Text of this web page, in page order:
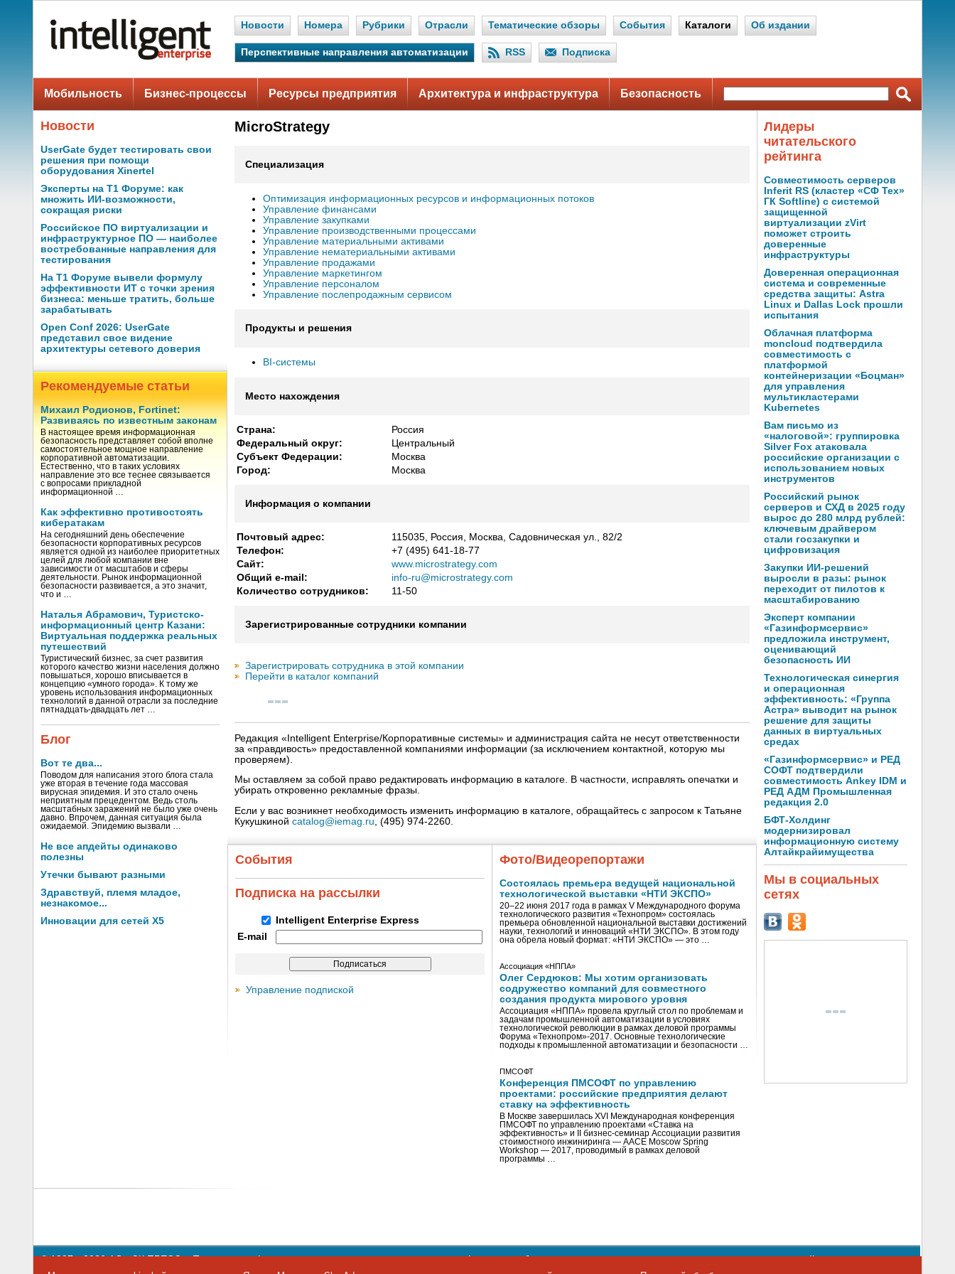
Новости Номера Рубрики Отрасли Тематические обзоры События Каталоги Об издании
Перспективные направления автоматизации RSS Подписка
Мобильность Бизнес-процессы Ресурсы предприятия Архитектура и инфраструктура Безопасность
Новости
UserGate будет тестировать свои
решения при помощи
оборудования Xinertel
Эксперты на Т1 Форуме: как
множить ИИ-возможности,
сокращая риски
Российское ПО виртуализации и
инфраструктурное ПО — наиболее
востребованные направления для
тестирования
На Т1 Форуме вывели формулу
эффективности ИТ с точки зрения
бизнеса: меньше тратить, больше
зарабатывать
Open Conf 2026: UserGate
представил свое видение
архитектуры сетевого доверия
Рекомендуемые статьи
Михаил Родионов, Fortinet:
Развиваясь по известным законам
В настоящее время информационная
безопасность представляет собой вполне
самостоятельное мощное направление
корпоративной автоматизации.
Естественно, что в таких условиях
направление это все теснее связывается
с вопросами прикладной
информационной …
Как эффективно противостоять
кибератакам
На сегодняшний день обеспечение
безопасности корпоративных ресурсов
является одной из наиболее приоритетных
целей для любой компании вне
зависимости от масштабов и сферы
деятельности. Рынок информационной
безопасности развивается, а это значит,
что и …
Наталья Абрамович, Туристско-
информационный центр Казани:
Виртуальная поддержка реальных
путешествий
Туристический бизнес, за счет развития
которого качество жизни населения должно
повышаться, хорошо вписывается в
концепцию «умного города». К тому же
уровень использования информационных
технологий в данной отрасли за последние
пятнадцать-двадцать лет …
Блог
Вот те два...
Поводом для написания этого блога стала
уже вторая в течение года массовая
вирусная эпидемия. И это стало очень
неприятным прецедентом. Ведь столь
масштабных заражений не было уже очень
давно. Впрочем, данная ситуация была
ожидаемой. Эпидемию вызвали …
Не все апдейты одинаково
полезны
Утечки бывают разными
Здравствуй, племя младое,
незнакомое...
Инновации для сетей X5
MicroStrategy
Специализация
Оптимизация информационных ресурсов и информационных потоков
Управление финансами
Управление закупками
Управление производственными процессами
Управление материальными активами
Управление нематериальными активами
Управление продажами
Управление маркетингом
Управление персоналом
Управление послепродажным сервисом
Продукты и решения
BI-системы
Место нахождения
Страна:
Россия
Федеральный округ:
Центральный
Субъект Федерации:
Москва
Город:
Москва
Информация о компании
Почтовый адрес:
115035, Россия, Москва, Садовническая ул., 82/2
Телефон:
+7 (495) 641-18-77
Сайт:
www.microstrategy.com
Общий e-mail:
info-ru@microstrategy.com
Количество сотрудников:
11-50
Зарегистрированные сотрудники компании
Зарегистрировать сотрудника в этой компании
Перейти в каталог компаний
Редакция «Intelligent Enterprise/Корпоративные системы» и администрация сайта не несут ответственности
за «правдивость» предоставленной компаниями информации (за исключением контактной, которую мы
проверяем).
Мы оставляем за собой право редактировать информацию в каталоге. В частности, исправлять опечатки и
убирать откровенно рекламные фразы.
Если у вас возникнет необходимость изменить информацию в каталоге, обращайтесь с запросом к Татьяне
Кукушкиной catalog@iemag.ru , (495) 974-2260.
События
Подписка на рассылки
Intelligent Enterprise Express
E-mail
Управление подпиской
Фото/Видеорепортажи
Состоялась премьера ведущей национальной
технологической выставки «НТИ ЭКСПО»
20–22 июня 2017 года в рамках V Международного форума
технологического развития «Технопром» состоялась
премьера обновленной национальной выставки достижений
науки, технологий и инноваций «НТИ ЭКСПО». В этом году
она обрела новый формат: «НТИ ЭКСПО» — это …
Ассоциация «НППА»
Олег Сердюков: Мы хотим организовать
содружество компаний для совместного
создания продукта мирового уровня
Ассоциация «НППА» провела круглый стол по проблемам и
задачам промышленной автоматизации в условиях
технологической революции в рамках деловой программы
Форума «Технопром»-2017. Основные технологические
подходы к промышленной автоматизации и безопасности …
ПМСОФТ
Конференция ПМСОФТ по управлению
проектами: российские предприятия делают
ставку на эффективность
В Москве завершилась XVI Международная конференция
ПМСОФТ по управлению проектами «Ставка на
эффективность» и II бизнес-семинар Ассоциации развития
стоимостного инжиниринга — AACE Moscow Spring
Workshop — 2017, проводимый в рамках деловой
программы …
Лидеры
читательского
рейтинга
Совместимость серверов
Inferit RS (кластер «СФ Тех»
ГК Softline) с системой
защищенной
виртуализации zVirt
поможет строить
доверенные
инфраструктуры
Доверенная операционная
система и современные
средства защиты: Astra
Linux и Dallas Lock прошли
испытания
Облачная платформа
moncloud подтвердила
совместимость с
платформой
контейнеризации «Боцман»
для управления
мультикластерами
Kubernetes
Вам письмо из
«налоговой»: группировка
Silver Fox атаковала
российские организации с
использованием новых
инструментов
Российский рынок
серверов и СХД в 2025 году
вырос до 280 млрд рублей:
ключевым драйвером
стали госзакупки и
цифровизация
Закупки ИИ-решений
выросли в разы: рынок
переходит от пилотов к
масштабированию
Эксперт компании
«Газинформсервис»
предложила инструмент,
оценивающий
безопасность ИИ
Технологическая синергия
и операционная
эффективность: «Группа
Астра» выводит на рынок
решение для защиты
данных в виртуальных
средах
«Газинформсервис» и РЕД
СОФТ подтвердили
совместимость Ankey IDM и
РЕД АДМ Промышленная
редакция 2.0
БФТ-Холдинг
модернизировал
информационную систему
Алтайкрайимущества
Мы в социальных
сетях
© 1997—2026 АО «СК ПРЕСС».Политика конфиденциальности персональных данных,информация об авторских правах и порядке использования материалов сайта
109147 г. Москва, ул. Марксистская, 34, строение 10. Телефон: +7 495 974-22-60. Факс: +7 495 974-22-63. E-mail:
siteeditor@iemag.ru